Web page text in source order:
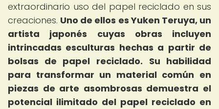
extraordinario uso del papel reciclado en sus
creaciones. Uno de ellos es Yuken Teruya, un
artista japonés cuyas obras incluyen
intrincadas esculturas hechas a partir de
bolsas de papel reciclado. Su habilidad
para transformar un material común en
piezas de arte asombrosas demuestra el
potencial ilimitado del papel reciclado en